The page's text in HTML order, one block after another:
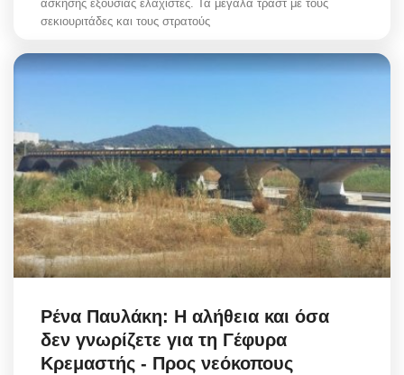
άσκησης εξουσίας ελάχιστες. Τα μεγάλα τραστ με τους
σεκιουριτάδες και τους στρατούς
Ρένα Παυλάκη: Η αλήθεια και όσα
δεν γνωρίζετε για τη Γέφυρα
Κρεμαστής - Προς νεόκοπους